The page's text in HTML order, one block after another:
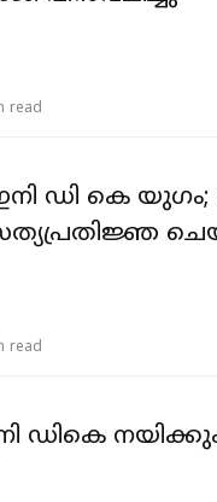
read
ഡി കെ യുഗം;
സത്യപ്രതിജ്ഞ
read
ഡികെ